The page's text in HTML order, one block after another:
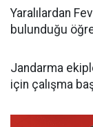
Yaralılardan
bulunduğu
Jandarma
için çalışma